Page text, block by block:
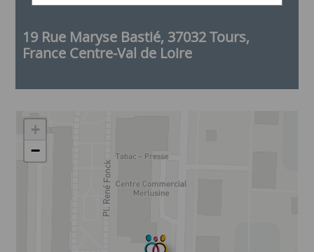
19 Rue Maryse Bastié, 37032 Tours,
France Centre-Val de Loire
+
−